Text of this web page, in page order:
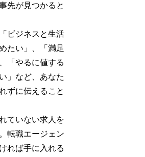
先が見つかると
ビジネスと生活
たい」、「満足
「やるに値する
」など、あなた
ずに伝えること
ていない求人を
転職エージェン
れば手に入れる